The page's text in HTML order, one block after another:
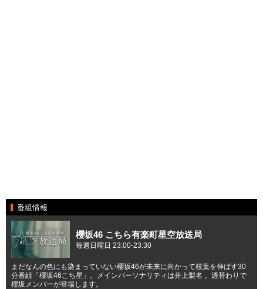
番組情報
櫻坂46 こちら有楽町星空放送局
毎週日曜日 23:00-23:30
まだなんの色にも染まっていない櫻坂46が未来に向かって枝葉を伸ばす30
分番組「櫻坂46こち星」。メインパーソナリティは井上梨名 。週替わりで
櫻坂メンバーが登場します。